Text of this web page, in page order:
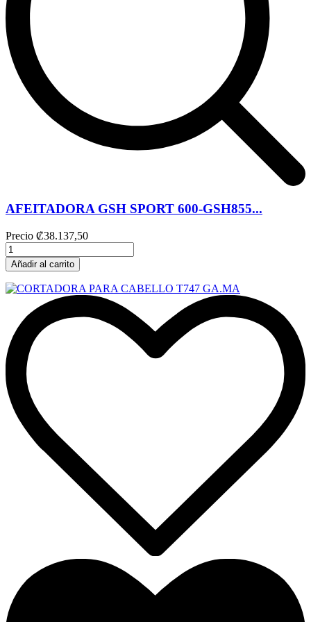
AFEITADORA GSH SPORT 600-GSH855...
Precio ₡38.137,50
Añadir al carrito